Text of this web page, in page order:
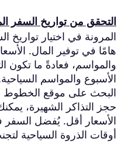
التحقق من تواريخ السفر
المرونة في اختيار تواريخ
هامًا في توفير المال.
والمواسم، فعادةً ما تكون
الأسبوع والمواسم
البحث على موقع الخطوط
حجز التذاكر الشهيرة،
الأسعار أقل. يُفضل
أوقات الذروة السياحية